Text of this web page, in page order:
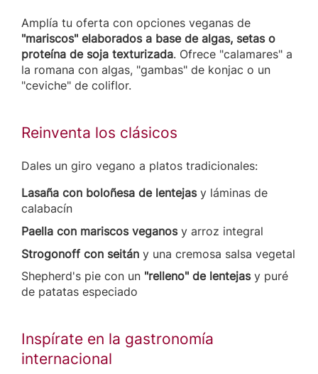
Amplía tu oferta con opciones veganas de
"mariscos" elaborados a base de algas, setas o
proteína de soja texturizada. Ofrece "calamares" a
la romana con algas, "gambas" de konjac o un
"ceviche" de coliflor.
Reinventa los clásicos
Dales un giro vegano a platos tradicionales:
Lasaña con boloñesa de lentejasy láminas de
calabacín
Paella con mariscos veganosy arroz integral
Strogonoff con seitán y una cremosa salsa vegetal
Shepherd's pie con un "relleno" de lentejas y puré
de patatas especiado
Inspírate en la gastronomía
internacional